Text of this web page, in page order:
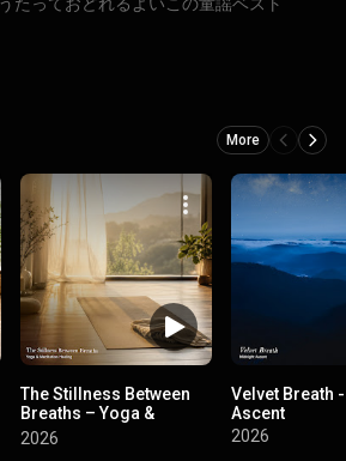
More
The Stillness Between
Breaths – Yoga &
Meditation Healing
2026
Velvet Breath
Ascent
2026